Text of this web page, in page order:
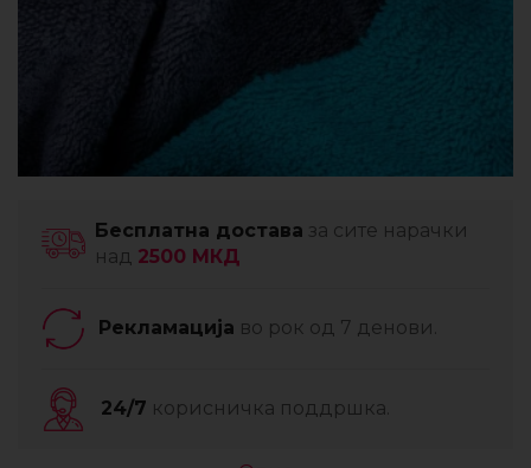
Бесплатна достава за сите нарачки
над 2500 МКД
Рекламација во рок од 7 денови.
24/7 корисничка поддршка.